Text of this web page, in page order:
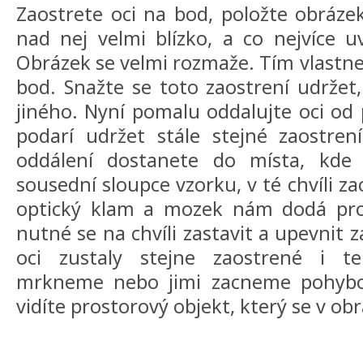
Zaostrete oci na bod, položte
nad nej velmi blízko, a co nejvíce
Obrázek se velmi rozmaže. Tím
bod. Snažte se toto zaostrení
jiného. Nyní pomalu oddalujte oci od
podarí udržet stále stejné
oddálení dostanete do místa,
sousední sloupce vzorku, v té chvíli
optický klam a mozek nám dodá
nutné se na chvíli zastavit a upevnit
oci zustaly stejne zaostrené i
mrkneme nebo jimi zacneme
vidíte prostorový objekt, který se v